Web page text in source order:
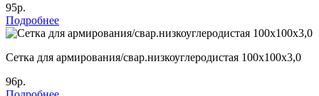
95р.
Подробнее
Сетка для армирования/свар.низкоуглеродистая 100х100х3,0
96р.